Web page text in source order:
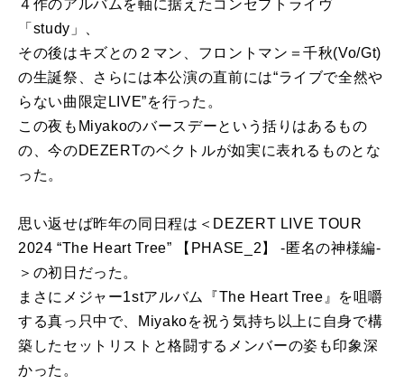
４作のアルバムを軸に据えたコンセプトライヴ
「study」、
その後はキズとの２マン、フロントマン＝千秋(Vo/Gt)
の生誕祭、さらには本公演の直前には“ライブで全然や
らない曲限定LIVE”を行った。
この夜もMiyakoのバースデーという括りはあるもの
の、今のDEZERTのベクトルが如実に表れるものとな
った。
思い返せば昨年の同日程は＜DEZERT LIVE TOUR
2024 “The Heart Tree” 【PHASE_2】 -匿名の神様編-
＞の初日だった。
まさにメジャー1stアルバム『The Heart Tree』を咀嚼
する真っ只中で、Miyakoを祝う気持ち以上に自身で構
築したセットリストと格闘するメンバーの姿も印象深
かった。